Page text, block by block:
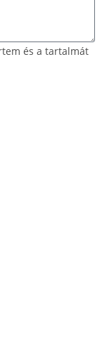
és a tartalmát